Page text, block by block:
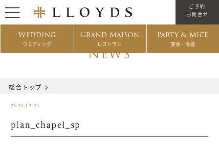
Wedding
ウエディング
Grand Maison
レストラン
Party & Mice
宴会・会議
ご予約
お問合せ
NEWS
総合トップ
2020.12.24
plan_chapel_sp